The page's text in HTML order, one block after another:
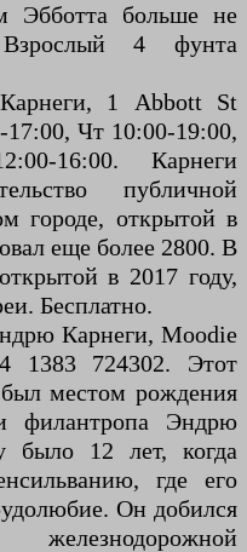
Эбботта больше не
4 фунта
1 Abbott St
Чт 10:00-19:00,
16:00. Карнеги
публичной
городе, открытой в
еще более 2800. В
в 2017 году,
Бесплатно.
Карнеги, Moodie
724302. Этот
местом рождения
филантропа Эндрю
было 12 лет, когда
где его
Он добился
железнодорожной